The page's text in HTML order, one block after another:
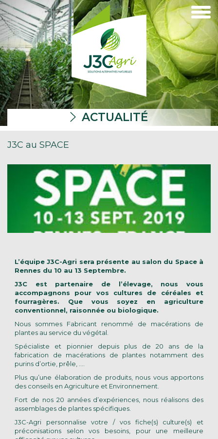
ACTUALITÉ
J3C au SPACE
L’équipe J3C-Agri sera présente au salon du Space à
Rennes du 10 au 13 Septembre.
J3C est partenaire de l’élevage, nous vous
accompagnons pour vos cultures de céréales et
fourragères. Que vous soyez en agriculture
conventionnel, raisonnée ou biologique.
Nous sommes Fabricant renommé de macérations de
plantes au service du végétal.
Spécialiste et pionnier depuis plus de 20 ans de la
fabrication de macérations de plantes notamment des
purins d’ortie, prêle, ….
Plus qu’une élaboration de produits, nous vous apportons
des conseils en Agriculture et Environnement.
Fort de nos 20 années d’expériences, nous réalisons des
assemblages de plantes spécifiques.
J3C-Agri personnalise votre / vos fiche(s) culture(s) et
préconisations selon vos besoins, pour une meilleure